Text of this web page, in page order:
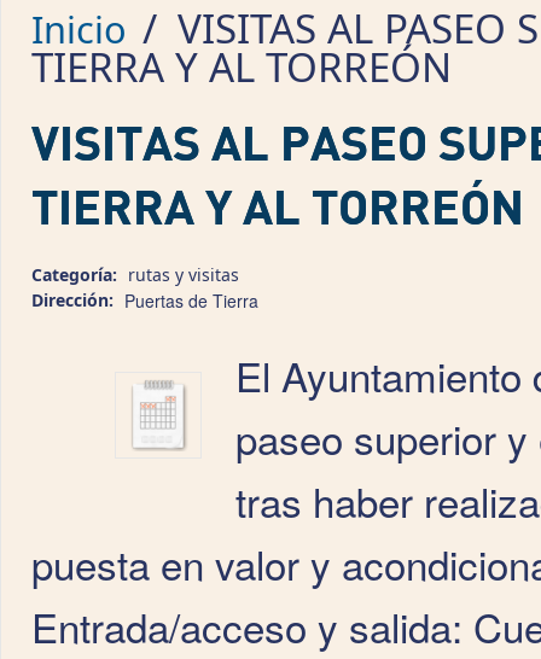
Inicio / VISITAS AL PASEO
TIERRA Y AL TORREÓN
VISITAS AL PASEO
TIERRA Y AL TORREÓN
Categoría: rutas y visitas
Dirección: Puertas de Tierra
El
paseo superior
tras haber
puesta en valor y
Entrada/acceso y salida: